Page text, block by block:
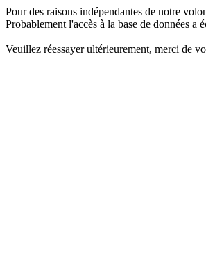
Pour des raisons indépendantes de notre
Probablement l'accès à la base de données a
Veuillez réessayer ultérieurement, merci de